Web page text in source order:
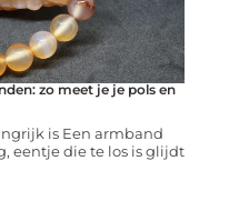
zo meet je je pols en
is Een armband
eentje die te los is glijdt